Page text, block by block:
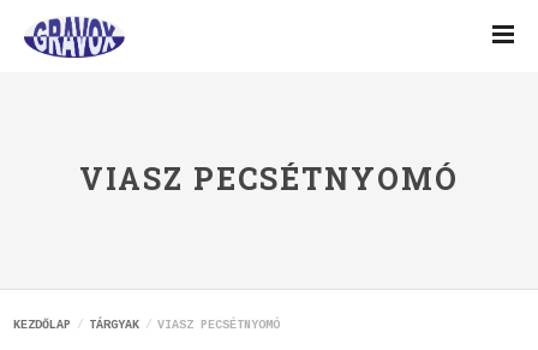
VIASZ PECSÉTNYOMÓ
KEZDŐLAP TÁRGYAK VIASZ PECSÉTNYOMÓ